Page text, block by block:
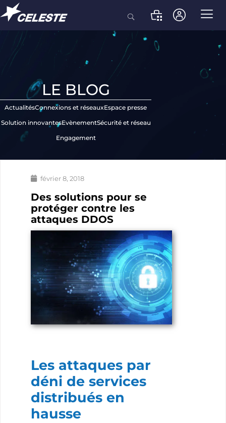
LE BLOG
ActualitésConnexions et réseauxEspace presse
Solution innovantesEvènementSécurité et réseau
Engagement
février 8, 2018
Des solutions pour se
protéger contre les
attaques DDOS
Les attaques par
déni de services
distribués en
hausse